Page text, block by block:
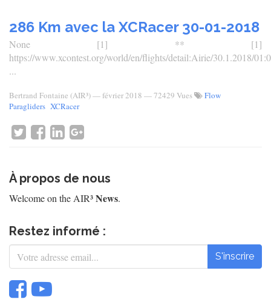
286 Km avec la XCRacer 30-01-2018
None [1] ** [1]
https://www.xcontest.org/world/en/flights/detail:Airie/30.1.2018/
...
Bertrand Fontaine (AIR³)—février 2018 — 72429 Vues
Flow
Paragliders XCRacer
À propos de nous
Welcome on the AIR³News.
Restez informé :
S'inscrire